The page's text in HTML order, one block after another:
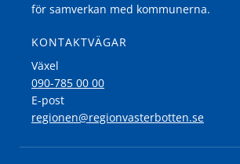
för samverkan med kommunerna.
KONTAKTVÄGAR
Växel
090-785 00 00
E-post
regionen@regionvasterbotten.se